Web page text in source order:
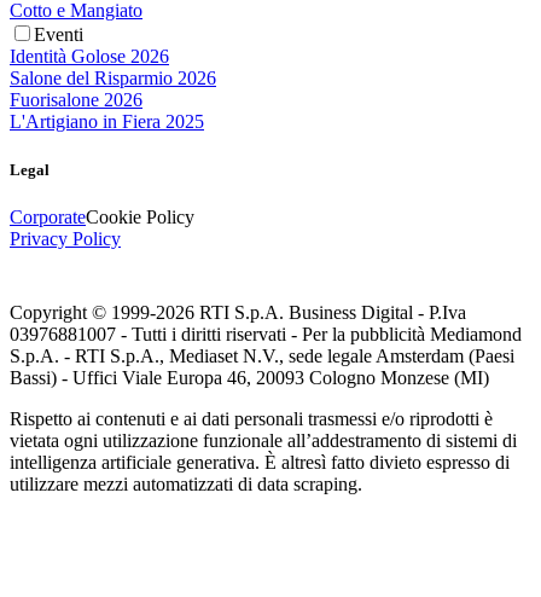
Cotto e Mangiato
Eventi
Identità Golose 2026
Salone del Risparmio 2026
Fuorisalone 2026
L'Artigiano in Fiera 2025
Legal
CorporateCookie Policy
Privacy Policy
Copyright © 1999-2026 RTI S.p.A. Business Digital - P.Iva
03976881007 - Tutti i diritti riservati - Per la pubblicità Mediamond
S.p.A. - RTI S.p.A., Mediaset N.V., sede legale Amsterdam (Paesi
Bassi) - Uffici Viale Europa 46, 20093 Cologno Monzese (MI)
Rispetto ai contenuti e ai dati personali trasmessi e/o riprodotti è
vietata ogni utilizzazione funzionale all’addestramento di sistemi di
intelligenza artificiale generativa. È altresì fatto divieto espresso di
utilizzare mezzi automatizzati di data scraping.